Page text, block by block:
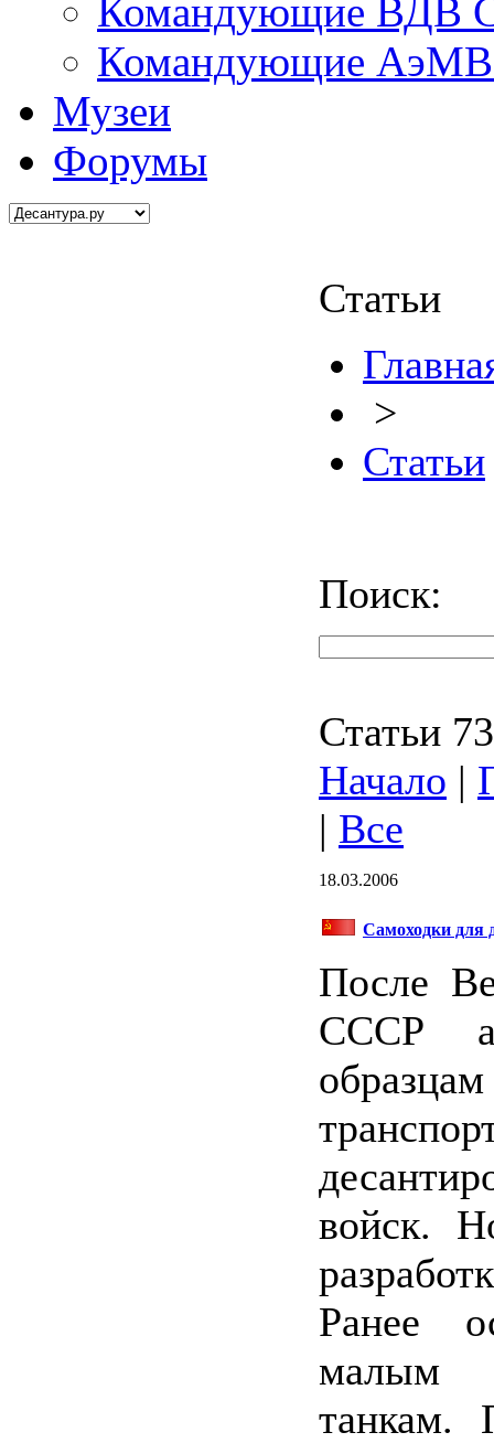
Командующие ВДВ
Командующие АэМВ
Музеи
Форумы
Статьи
>
Статьи
Поиск:
Статьи
Начало |
| Все
18.03.2006
Самоходки для
После
СССР
войск.
Ранее
малым
танкам.